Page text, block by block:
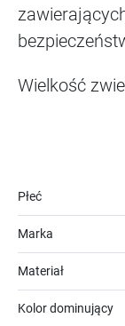
Wielkość
Płeć
Marka
Materiał
Kolor dominujący